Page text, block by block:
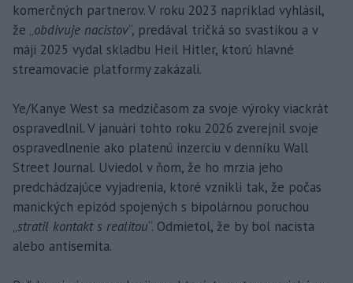
komerčných partnerov. V roku 2023 napríklad vyhlásil,
že „obdivuje nacistov“, predával tričká so svastikou a v
máji 2025 vydal skladbu Heil Hitler, ktorú hlavné
streamovacie platformy zakázali.
Ye/Kanye West sa medzičasom za svoje výroky viackrát
ospravedlnil. V januári tohto roku 2026 zverejnil svoje
ospravedlnenie ako platenú inzerciu v denníku Wall
Street Journal. Uviedol v ňom, že ho mrzia jeho
predchádzajúce vyjadrenia, ktoré vznikli tak, že počas
manických epizód spojených s bipolárnou poruchou
„stratil kontakt s realitou“. Odmietol, že by bol nacista
alebo antisemita.